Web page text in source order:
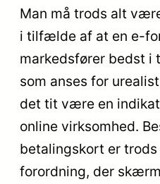
Man må trods alt
i tilfælde af at en e-
markedsfører bedst i
som anses for
det tit være en
online virksomhed.
betalingskort er
forordning, der